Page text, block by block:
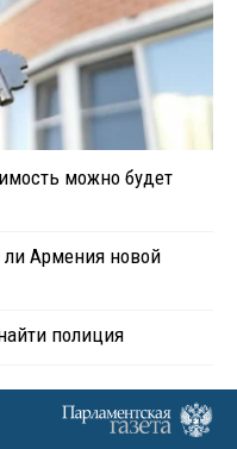
можно будет
ли Армения новой
полиция